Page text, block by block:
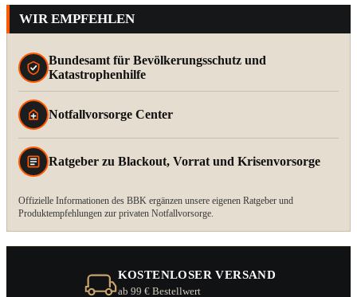
WIR EMPFEHLEN
Bundesamt für Bevölkerungsschutz und
Katastrophenhilfe
Notfallvorsorge Center
Ratgeber zu Blackout, Vorrat und Krisenvorsorge
Offizielle Informationen des BBK ergänzen unsere eigenen Ratgeber und
Produktempfehlungen zur privaten Notfallvorsorge.
KOSTENLOSER VERSAND
ab 99 € Bestellwert